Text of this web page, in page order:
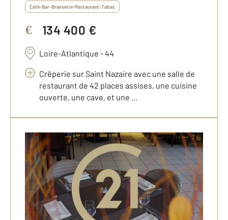
Café-Bar-Brasserie-Restaurant-Tabac
€ 134 400 €
Loire-Atlantique - 44
Crêperie sur Saint Nazaire avec une salle de
restaurant de 42 places assises, une cuisine
ouverte, une cave, et une ...